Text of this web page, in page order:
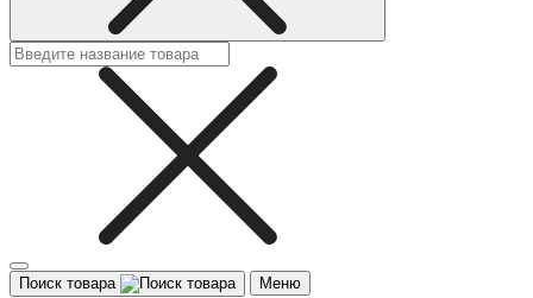
Поиск товара Меню